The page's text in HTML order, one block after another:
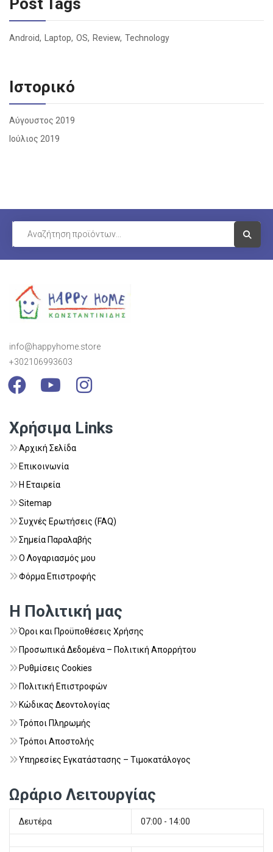
Post Tags
Android Laptop OS Review Technology
Ιστορικό
Αύγουστος 2019
Ιούλιος 2019
Visit
info@happyhome.store
+302106993603
Visit Link
Visit LinkVisit Link
Χρήσιμα Links
Αρχική Σελίδα
Επικοινωνία
Η Εταιρεία
Sitemap
Συχνές Ερωτήσεις (FAQ)
Σημεία Παραλαβής
Ο Λογαριασμός μου
Φόρμα Επιστροφής
Η Πολιτική μας
Όροι και Προϋποθέσεις Χρήσης
Προσωπικά Δεδομένα – Πολιτική Απορρήτου
Ρυθμίσεις Cookies
Πολιτική Επιστροφών
Κώδικας Δεοντολογίας
Τρόποι Πληρωμής
Τρόποι Αποστολής
Υπηρεσίες Εγκατάστασης – Τιμοκατάλογος
Ωράριο Λειτουργίας
Δευτέρα 07:00 - 14:00